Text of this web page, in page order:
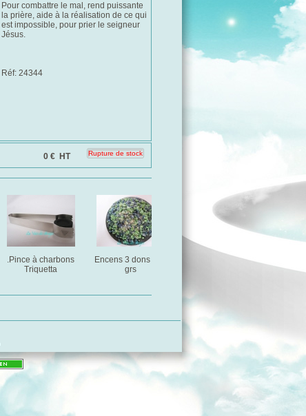
Pour combattre le mal, rend puissante
la prière, aide à la réalisation de ce qui
est impossible, pour prier le seigneur
Jésus.
Réf: 24344
HT
0 €
.Pince à charbons
Triquetta
Encens 3 dons : 25
grs
Encens A,U,S - 25 grs